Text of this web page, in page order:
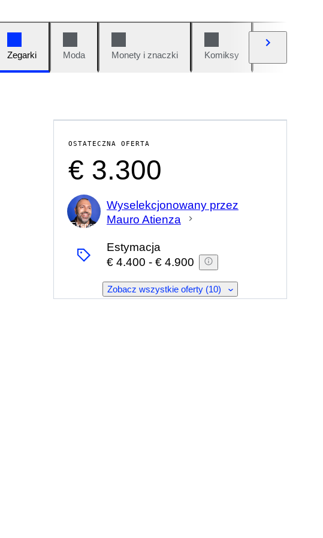
Zegarki Moda Monety i znaczki Komiksy
OSTATECZNA OFERTA
€ 3.300
Ekspert
Wyselekcjonowany przez
Mauro Atienza
Estymacja
€ 4.400 - € 4.900
Zobacz wszystkie oferty (10)